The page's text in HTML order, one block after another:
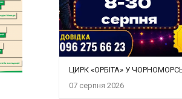
ЦИРК «ОРБІТА» У
07 серпня 2026